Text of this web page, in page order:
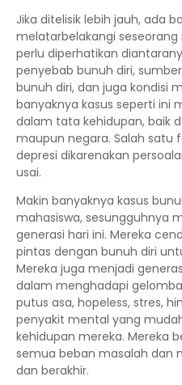
Jika ditelisik lebih jauh, ada
melatarbelakangi seseorang
perlu diperhatikan
penyebab bunuh diri,
bunuh diri, dan juga kondisi
banyaknya kasus seperti ini
dalam tata kehidupan, baik
maupun negara. Salah satu
depresi dikarenakan
usai.
Makin banyaknya kasus
mahasiswa, sesungguhnya
generasi hari ini. Mereka
pintas dengan bunuh diri
Mereka juga menjadi
dalam menghadapi
putus asa, hopeless, stres,
penyakit mental yang
kehidupan mereka. Mereka
semua beban masalah dan
dan berakhir.